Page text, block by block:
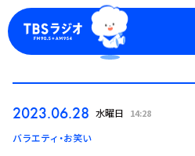
ログイン
2023.06.28 水曜日 14:28
バラエティ・お笑い